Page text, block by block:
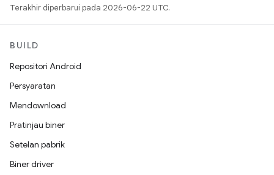
Terakhir diperbarui pada 2026-06-22 UTC.
BUILD
Repositori Android
Persyaratan
Mendownload
Pratinjau biner
Setelan pabrik
Biner driver